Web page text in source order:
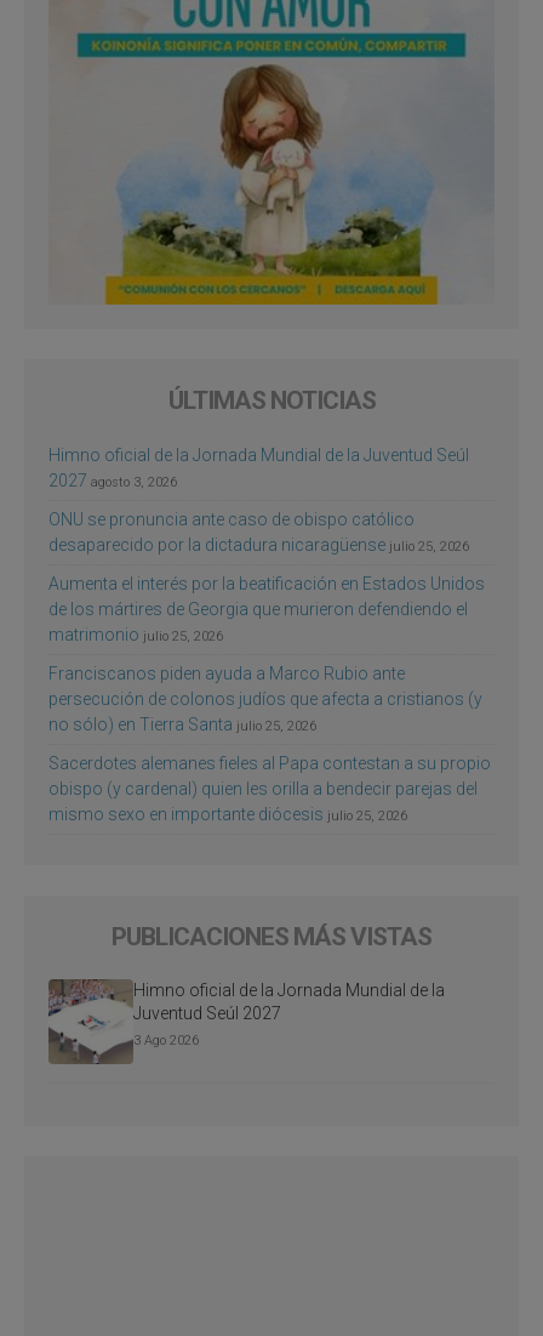
ÚLTIMAS NOTICIAS
Himno oficial de la Jornada Mundial de la Juventud Seúl
2027 agosto 3, 2026
ONU se pronuncia ante caso de obispo católico
desaparecido por la dictadura nicaragüense julio 25, 2026
Aumenta el interés por la beatificación en Estados Unidos
de los mártires de Georgia que murieron defendiendo el
matrimonio julio 25, 2026
Franciscanos piden ayuda a Marco Rubio ante
persecución de colonos judíos que afecta a cristianos (y
no sólo) en Tierra Santa julio 25, 2026
Sacerdotes alemanes fieles al Papa contestan a su propio
obispo (y cardenal) quien les orilla a bendecir parejas del
mismo sexo en importante diócesis julio 25, 2026
PUBLICACIONES MÁS VISTAS
Himno oficial de la Jornada Mundial de la
Juventud Seúl 2027
3 Ago 2026